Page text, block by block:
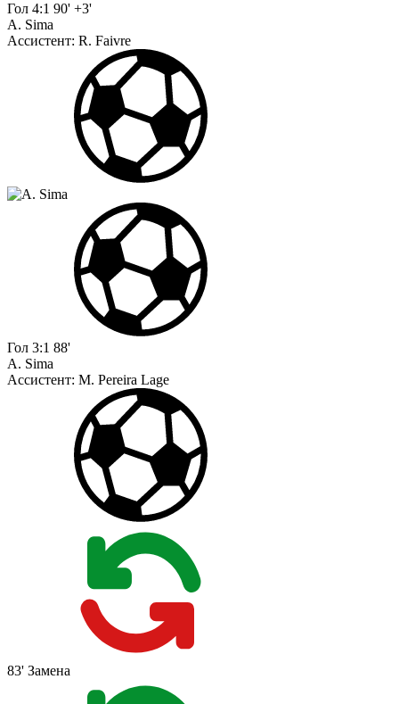
Гол 4:1 90' +3'
A. Sima
Ассистент: R. Faivre
Гол 3:1 88'
A. Sima
Ассистент: M. Pereira Lage
83' Замена